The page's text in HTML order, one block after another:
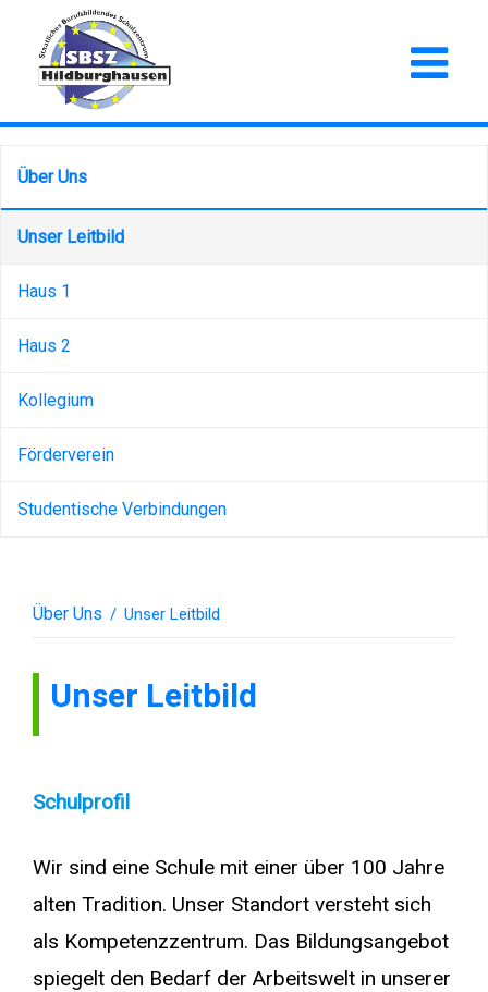
Über Uns
Unser Leitbild
Haus 1
Haus 2
Kollegium
Förderverein
Studentische Verbindungen
Über Uns / Unser Leitbild
Unser Leitbild
Schulprofil
Wir sind eine Schule mit einer über 100 Jahre
alten Tradition. Unser Standort versteht sich
als Kompetenzzentrum. Das Bildungsangebot
spiegelt den Bedarf der Arbeitswelt in unserer